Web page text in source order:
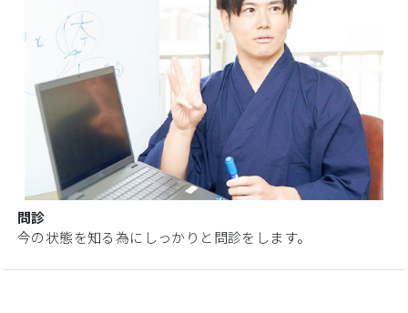
問診
今の状態を知る為にしっかりと問診をします。